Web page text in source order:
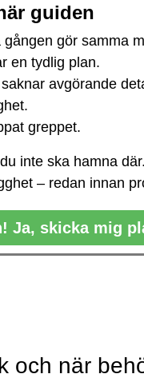
guiden
gör samma
en tydlig plan.
avgörande
greppet.
inte ska hamna där.
– redan innan
Ja, skicka mig
och när